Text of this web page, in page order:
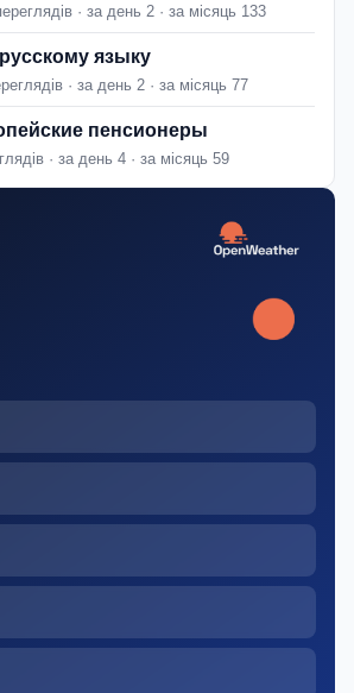
· за день 2 · за місяць 133
языку
· за день 2 · за місяць 77
пенсионеры
· за день 4 · за місяць 59